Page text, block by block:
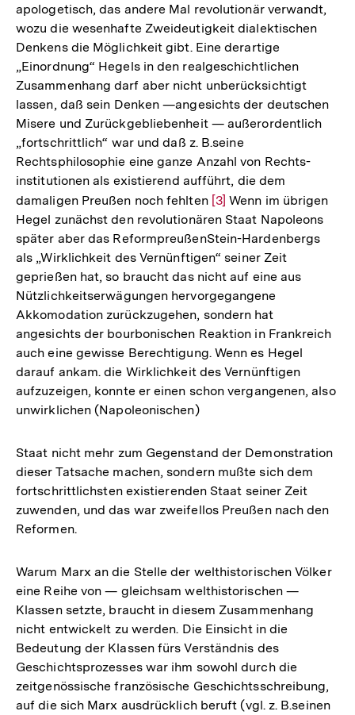
apologetisch, das andere Mal revolutionär verwandt,
wozu die wesenhafte Zweideutigkeit dialektischen
Denkens die Möglichkeit gibt. Eine derartige
„Einordnung“ Hegels in den realgeschichtlichen
Zusammenhang darf aber nicht unberücksichtigt
lassen, daß sein Denken —angesichts der deutschen
Misere und Zurückgebliebenheit — außerordentlich
„fortschrittlich“ war und daß z. B.seine
Rechtsphilosophie eine ganze Anzahl von Rechts-
institutionen als existierend aufführt, die dem
damaligen Preußen noch fehlten Zur
Auflösung
der
Fußnote
[3] Wenn im übrigen
Hegel zunächst den revolutionären Staat Napoleons
später aber das ReformpreußenStein-Hardenbergs
als „Wirklichkeit des Vernünftigen“ seiner Zeit
geprießen hat, so braucht das nicht auf eine aus
Nützlichkeitserwägungen hervorgegangene
Akkomodation zurückzugehen, sondern hat
angesichts der bourbonischen Reaktion in Frankreich
auch eine gewisse Berechtigung. Wenn es Hegel
darauf ankam. die Wirklichkeit des Vernünftigen
aufzuzeigen, konnte er einen schon vergangenen, also
unwirklichen (Napoleonischen)
Staat nicht mehr zum Gegenstand der Demonstration
dieser Tatsache machen, sondern mußte sich dem
fortschrittlichsten existierenden Staat seiner Zeit
zuwenden, und das war zweifellos Preußen nach den
Reformen.
Warum Marx an die Stelle der welthistorischen Völker
eine Reihe von — gleichsam welthistorischen —
Klassen setzte, braucht in diesem Zusammenhang
nicht entwickelt zu werden. Die Einsicht in die
Bedeutung der Klassen fürs Verständnis des
Geschichtsprozesses war ihm sowohl durch die
zeitgenössische französische Geschichtsschreibung,
auf die sich Marx ausdrücklich beruft (vgl. z. B.seinen